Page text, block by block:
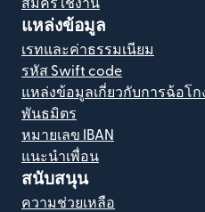
สมัครใช้งาน
แหล่งข้อมูล
เรทและค่าธรรมเนียม
รหัส Swift code
แหล่งข้อมูลเกี่ยวกับการฉ้อโ
พันธมิตร
หมายเลข IBAN
แนะนำเพื่อน
สนับสนุน
ความช่วยเหลือ